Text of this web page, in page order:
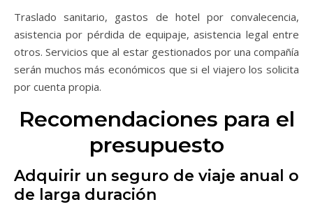
Traslado sanitario, gastos de hotel por convalecencia,
asistencia por pérdida de equipaje, asistencia legal entre
otros. Servicios que al estar gestionados por una compañía
serán muchos más económicos que si el viajero los solicita
por cuenta propia.
Recomendaciones para el
presupuesto
Adquirir un seguro de viaje anual o
de larga duración